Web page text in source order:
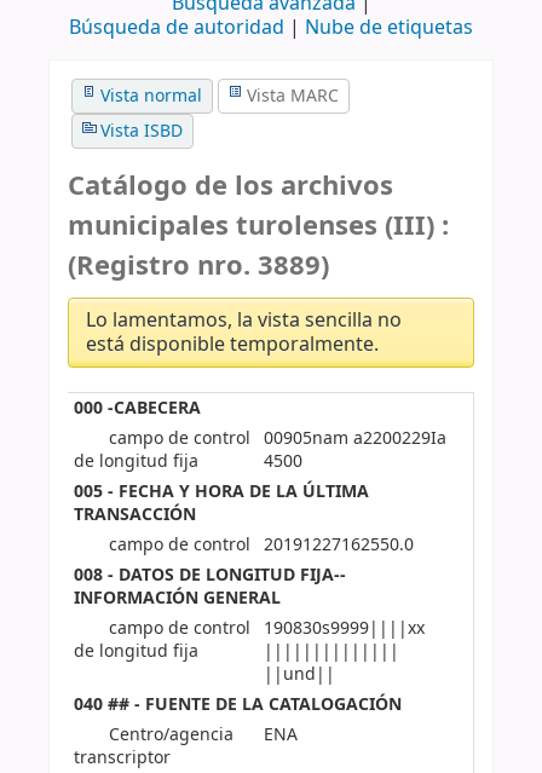
Búsqueda de autoridad
Nube de etiquetas
Vista normal
Vista MARC
Vista ISBD
Catálogo de los archivos
municipales turolenses (III) :
(Registro nro. 3889)
Lo lamentamos, la vista sencilla no
está disponible temporalmente.
000 -CABECERA
campo de control
de longitud fija
00905nam a2200229Ia
4500
005 - FECHA Y HORA DE LA ÚLTIMA
TRANSACCIÓN
campo de control 20191227162550.0
008 - DATOS DE LONGITUD FIJA--
INFORMACIÓN GENERAL
campo de control
de longitud fija
190830s9999||||xx
||||||||||||||
||und||
040 ## - FUENTE DE LA CATALOGACIÓN
Centro/agencia
transcriptor
ENA